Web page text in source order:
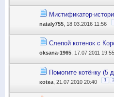
Мистификатор-
nataly755 , 18.03.2016 11:56
Слепой котенок с
oksana-1965 , 17.07.2011 19:55
Помогите котёнку
коtка , 21.07.2010 20:40 1 2